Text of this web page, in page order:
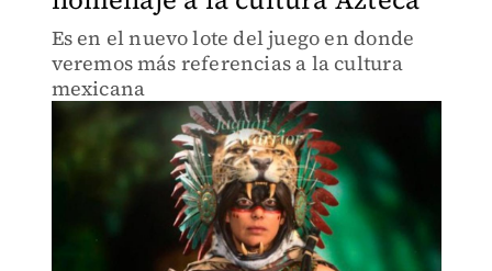
Es en el nuevo lote del juego en donde
veremos más referencias a la cultura
mexicana